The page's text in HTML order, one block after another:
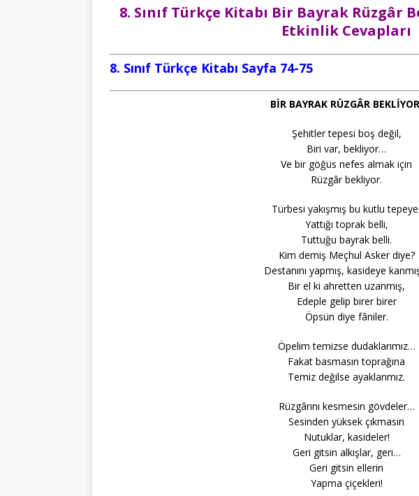
8. Sınıf Türkçe Kitabı Bir Bayrak Rüzgâr
Etkinlik Cevapları
8. Sınıf Türkçe Kitabı Sayfa 74-75
BİR BAYRAK RÜZGÂR BEKLİYOR
Şehitler tepesi boş değil,
Biri var, bekliyor…
Ve bir göğüs nefes almak için
Rüzgâr bekliyor.
Türbesi yakışmış bu kutlu
Yattığı toprak belli,
Tuttuğu bayrak belli.
Kim demiş Meçhul Asker diye?
Destanını yapmış, kasideye
Bir el ki ahretten uzanmış,
Edeple gelip birer birer
Öpsün diye fâniler.
Öpelim temizse dudaklarımız…
Fakat basmasın toprağına
Temiz değilse ayaklarımız.
Rüzgârını kesmesin gövdeler…
Sesinden yüksek çıkmasın
Nutuklar, kasideler!
Geri gitsin alkışlar, geri…
Geri gitsin ellerin
Yapma çiçekleri!